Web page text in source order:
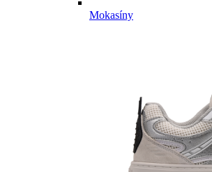
Mokasíny